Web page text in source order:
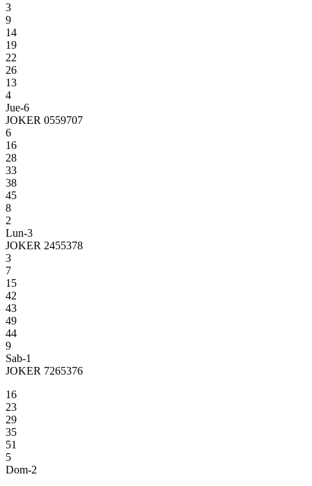
3
9
14
19
22
26
13
4
Jue-6
JOKER 0559707
6
16
28
33
38
45
8
2
Lun-3
JOKER 2455378
3
7
15
42
43
49
44
9
Sab-1
JOKER 7265376
16
23
29
35
51
5
Dom-2